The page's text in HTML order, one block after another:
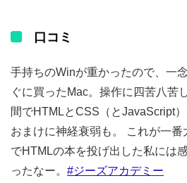
口コミ
手持ちのWinが重かったので、一
ぐに買ったMac。操作に四苦八苦
間でHTMLとCSS（とJavaScript
おまけに神経衰弱も。 これが一
でHTMLの本を投げ出した私には
ったなー。 #ジーズアカデミー